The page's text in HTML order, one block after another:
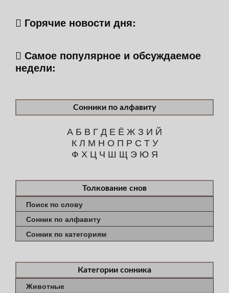
Горячие новости дня:
Самое популярное и обсуждаемое
недели:
Сонники по алфавиту
А Б В ГД Е Ё Ж З И Й
К Л М Н О П Р С Т У
Ф Х Ц Ч Ш Щ Э Ю Я
Толкование снов
Поиск по слову
Сонник по алфавиту
Сонник по категориям
Категории сонника
Животные